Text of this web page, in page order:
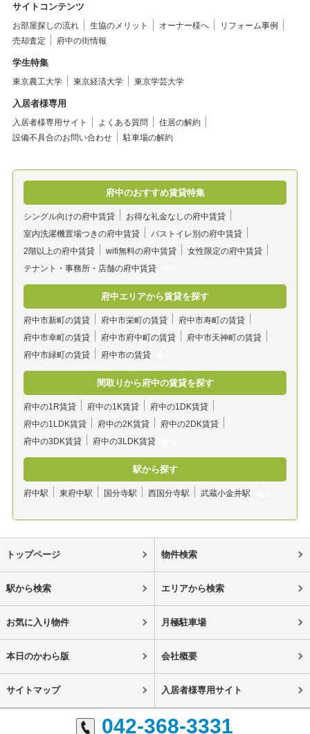
サイトコンテンツ
お部屋探しの流れ 生協のメリット オーナー様へ
リフォーム事例
売却査定
府中の街情報
学生特集
東京農工大学 東京経済大学 東京学芸大学
入居者様専用
入居者様専用サイト よくある質問
住居の解約
設備不具合のお問い合わせ
駐車場の解約
府中のおすすめ賃貸特集
シングル向けの府中賃貸
お得な礼金なしの府中賃貸
室内洗濯機置場つきの府中賃貸
バストイレ別の府中賃貸
2階以上の府中賃貸
wifi無料の府中賃貸
女性限定の府中賃貸
テナント・事務所・店舗の府中賃貸
府中エリアから賃貸を探す
府中市新町の賃貸 府中市栄町の賃貸
府中市寿町の賃貸
府中市幸町の賃貸
府中市府中町の賃貸
府中市天神町の賃貸
府中市緑町の賃貸
府中市の賃貸
間取りから府中の賃貸を探す
府中の1R賃貸 府中の1K賃貸
府中の1DK賃貸
府中の1LDK賃貸
府中の2K賃貸
府中の2DK賃貸
府中の3DK賃貸
府中の3LDK賃貸
駅から探す
府中駅 東府中駅 国分寺駅 西国分寺駅 武蔵小金井駅
トップページ 物件検索
駅から検索 エリアから検索
お気に入り物件 月極駐車場
本日のかわら版 会社概要
サイトマップ 入居者様専用サイト
042-368-3331